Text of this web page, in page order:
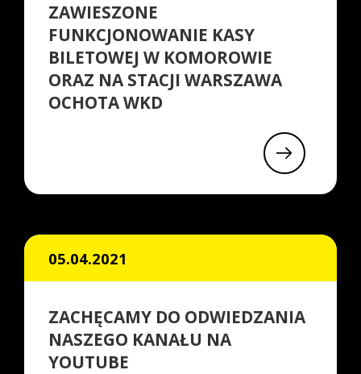
ZAWIESZONE
FUNKCJONOWANIE KASY
BILETOWEJ W KOMOROWIE
ORAZ NA STACJI WARSZAWA
OCHOTA WKD
05.04.2021
ZACHĘCAMY DO ODWIEDZANIA
NASZEGO KANAŁU NA
YOUTUBE